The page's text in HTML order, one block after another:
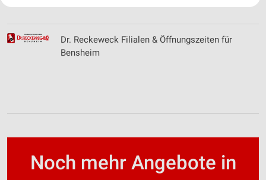
Dr. Reckeweck Filialen & Öffnungszeiten für
Bensheim
Noch mehr Angebote in
Website/App.
Wir nutzen Ihre Daten für folgende Zwecke:
IAB-Verarbeitungszwecke:
Verwendung von Profilen zur Auswahl